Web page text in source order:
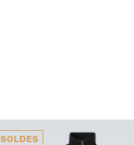
SOLDES